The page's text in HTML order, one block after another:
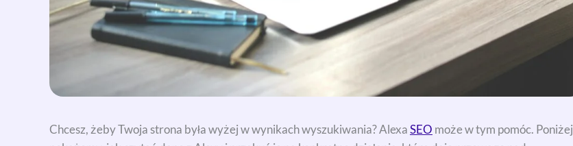
Chcesz, żeby Twoja strona była wyżej w wynikach wyszukiwania? AlexaSEO może w tym pomóc. Poniżej